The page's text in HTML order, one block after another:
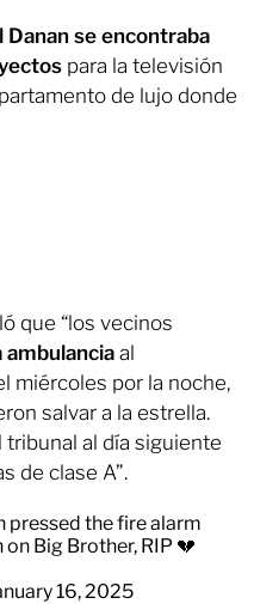
Danan se encontraba
para la televisión
de lujo donde
que “los vecinos
ambulanciaal
miércoles por la noche,
salvar a la estrella.
al día siguiente
de clase A”.
pressed the fire alarm
Big Brother, RIP 💔
16, 2025